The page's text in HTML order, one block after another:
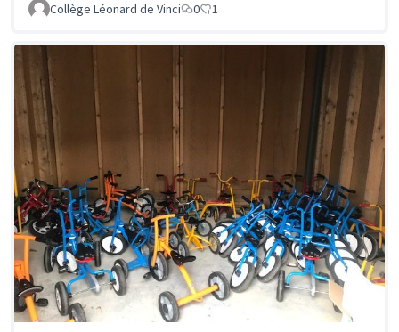
Collège Léonard de Vinci
0 1